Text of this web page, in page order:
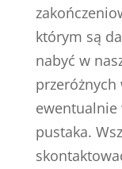
którym są
nabyć w
przeróżnych
ewentualnie
pustaka.